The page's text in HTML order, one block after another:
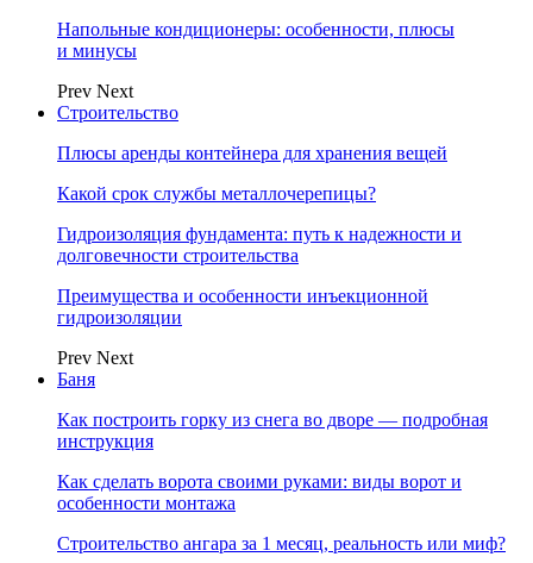
Напольные кондиционеры: особенности, плюсы
и минусы
Prev Next
Строительство
Плюсы аренды контейнера для хранения вещей
Какой срок службы металлочерепицы?
Гидроизоляция фундамента: путь к надежности и
долговечности строительства
Преимущества и особенности инъекционной
гидроизоляции
Prev Next
Баня
Как построить горку из снега во дворе — подробная
инструкция
Как сделать ворота своими руками: виды ворот и
особенности монтажа
Строительство ангара за 1 месяц, реальность или миф?